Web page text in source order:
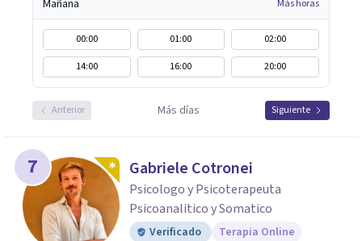
Mañana Más horas
00:00 01:00
02:00
14:00
16:00 20:00
Anterior Más días Siguiente
7 Gabriele Cotronei
Psicologo y Psicoterapeuta
Psicoanalitico y Somatico
Verificado Terapia Online